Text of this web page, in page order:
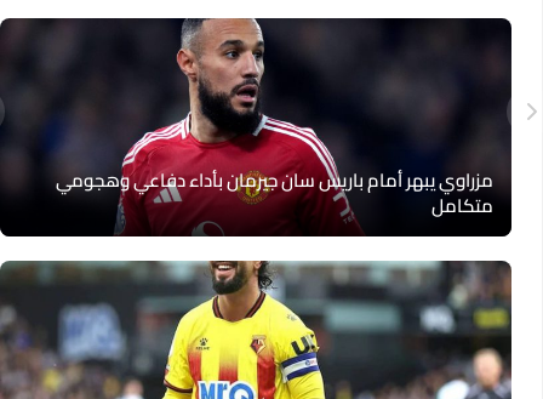
مزراوي يبهر أمام باريس سان جيرمان بأداء دفاعي وهجومي
متكامل